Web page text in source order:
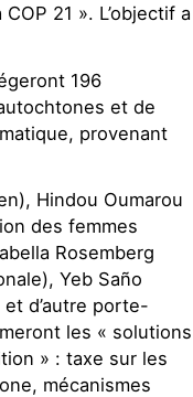
21 ». L’objectif a
196
et de
provenant
Hindou Oumarou
des femmes
Rosemberg
Yeb Saño
d’autre porte-
les « solutions
» : taxe sur les
mécanismes